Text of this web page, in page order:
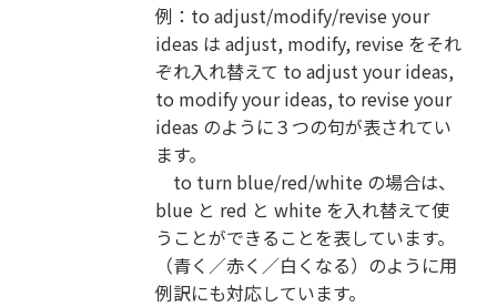
例：to adjust/modify/revise your
ideas は adjust, modify, revise をそれ
ぞれ入れ替えて to adjust your ideas,
to modify your ideas, to revise your
ideas のように３つの句が表されてい
ます。
to turn blue/red/white の場合は、
blue と red と white を入れ替えて使
うことができることを表しています。
（青く／赤く／白くなる）のように用
例訳にも対応しています。